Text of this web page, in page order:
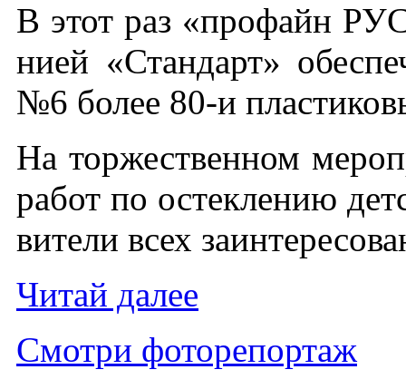
В этот раз «про­файн
ни­ей «Стан­дарт»
№6 бо­лее 80-и
На тор­жест­вен­ном
ра­бот по ос­текле­нию
вите­ли всех
Чи­тай да­лее
Смот­ри фо­торе­пор­таж